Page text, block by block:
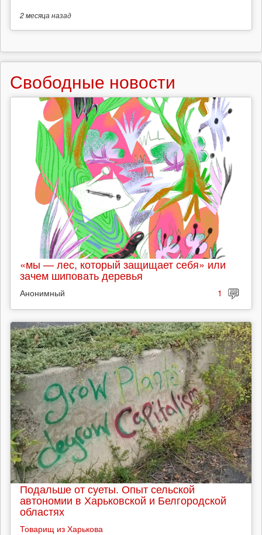
2 месяцаназад
Свободные новости
«мы — лес, который защищает себя» или
зачем шиповать деревья
Анонимный 1
Подальше от суеты. Опыт сельской
автономии в Харьковской и Белгородской
областях
Товарищ из Харькова